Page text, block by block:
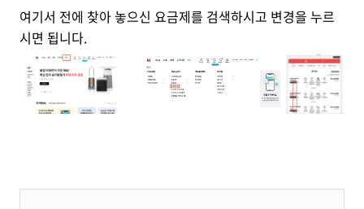
여기서 전에 찾아 놓으신 요금제를 검색하시고 변경을 누르
시면 됩니다.